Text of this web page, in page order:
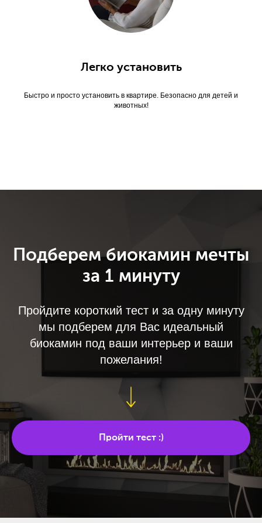
Легко установить
Быстро и просто установить в квартире. Безопасно для детей и
животных!
Подберем биокамин мечты
за 1 минуту
Пройдите короткий тест и за одну минуту
мы подберем для Вас идеальный
биокамин под ваши интерьер и ваши
пожелания!
Пройти тест :)